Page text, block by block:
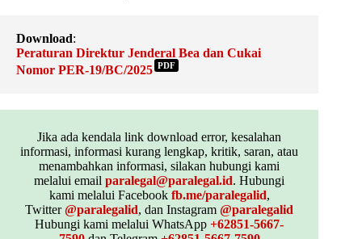
Download:
Peraturan Direktur Jenderal Bea dan Cukai
Nomor PER-19/BC/2025 PDF
Jika ada kendala link download error, kesalahan
informasi, informasi kurang lengkap, kritik, saran, atau
menambahkan informasi, silakan hubungi kami
melalui emailparalegal@paralegal.id. Hubungi
kami melalui Facebook fb.me/paralegalid,
Twitter@paralegalid, dan Instagram@paralegalid
Hubungi kami melalui WhatsApp+62851-5667-